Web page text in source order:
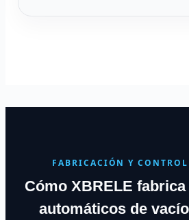
FABRICACIÓN Y
Cómo XBRELE
automáticos de